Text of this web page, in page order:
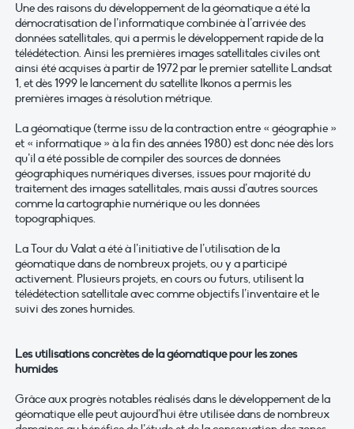
Une des raisons du développement de la géomatique a été la
démocratisation de l’informatique combinée à l’arrivée des
données satellitales, qui a permis le développement rapide de la
télédétection. Ainsi les premières images satellitales civiles ont
ainsi été acquises à partir de 1972 par le premier satellite Landsat
1, et dès 1999 le lancement du satellite Ikonos a permis les
premières images à résolution métrique.
La géomatique (terme issu de la contraction entre « géographie »
et « informatique » à la fin des années 1980) est donc née dès lors
qu’il a été possible de compiler des sources de données
géographiques numériques diverses, issues pour majorité du
traitement des images satellitales, mais aussi d’autres sources
comme la cartographie numérique ou les données
topographiques.
La Tour du Valat a été à l’initiative de l’utilisation de la
géomatique dans de nombreux projets, ou y a participé
activement. Plusieurs projets, en cours ou futurs, utilisent la
télédétection satellitale avec comme objectifs l’inventaire et le
suivi des zones humides.
Les utilisations concrètes de la géomatique pour les zones
humides
Grâce aux progrès notables réalisés dans le développement de la
géomatique elle peut aujourd’hui être utilisée dans de nombreux